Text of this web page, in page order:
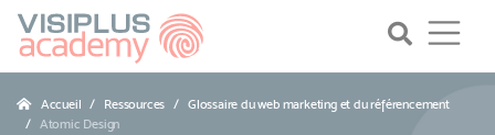
Accueil Ressources
Glossaire du web marketing et du référencement
Atomic Design